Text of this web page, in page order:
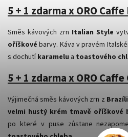
5 + 1 zdarma x ORO
Směs kávových zrn Italian Style
oříškové barvy. Káva v pravém
s dochutíkaramelu a toastového
5 + 1 zdarma x ORO
Výjimečná směs kávových zrn z
velmi hustý krém tmavě oříškové
po které v puse zůstane